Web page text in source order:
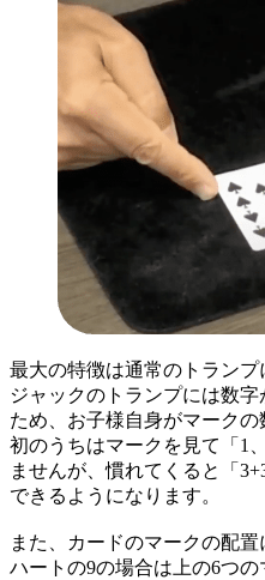
最大の特徴は通常のトランプ
ジャックのトランプには数
ため、お子様自身がマーク
初のうちはマークを見て「1
ませんが、慣れてくると「
できるようになります。
また、カードのマークの配置
ハートの9の場合は上の6つ